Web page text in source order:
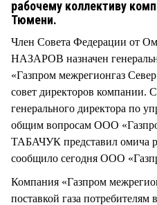
рабочему коллективу
Тюмени.
Член Совета Федерации от
НАЗАРОВ назначен
«Газпром межрегионгаз
совет директоров компании.
генерального директора по
общим вопросам ООО
ТАБАЧУК представил омича
сообщило сегодня ООО
Компания «Газпром
поставкой газа